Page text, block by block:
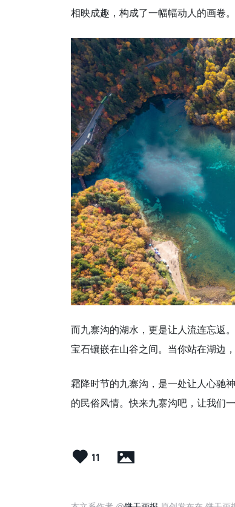
相映成趣，构成了一幅幅动人的画卷。
而九寨沟的湖水，更是让人流连忘返
宝石镶嵌在山谷之间。当你站在湖边
霜降时节的九寨沟，是一处让人心驰
的民俗风情。快来九寨沟吧，让我们
11